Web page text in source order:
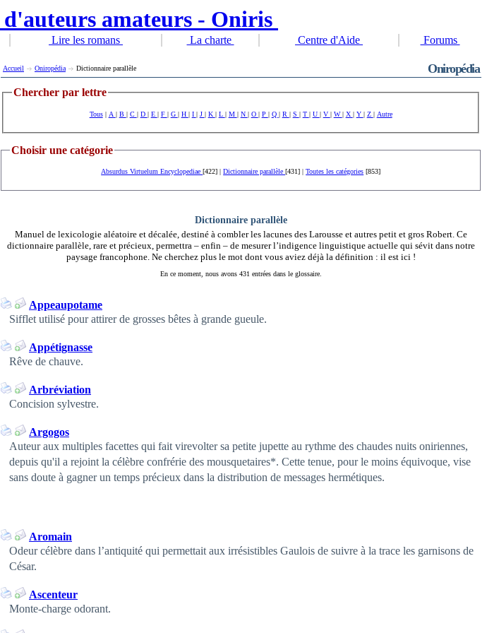
Lire les romans La charte Centre d'Aide
Forums
Accueil Oniropédia Dictionnaire parallèle Oniropédia
Chercher par lettre
Tous| A | B | C | D | E | F | G | H | I | J | K | L | M | N | O | P | Q | R | S | T | U | V | W| X | Y | Z | Autre
Choisir une catégorie
Absurdus Virtuelum Encyclopediae[422] |Dictionnaire parallèle[431] |Toutes les catégories [853]
Dictionnaire parallèle
Manuel de lexicologie aléatoire et décalée, destiné à combler les lacunes des Larousse et autres petit et gros Robert. Ce
dictionnaire parallèle, rare et précieux, permettra – enfin – de mesurer l’indigence linguistique actuelle qui sévit dans notre
paysage francophone. Ne cherchez plus le mot dont vous aviez déjà la définition : il est ici !
En ce moment, nous avons 431 entrées dans le glossaire.
Appeaupotame
Sifflet utilisé pour attirer de grosses bêtes à grande gueule.
Appétignasse
Rêve de chauve.
Arbréviation
Concision sylvestre.
Argogos
Auteur aux multiples facettes qui fait virevolter sa petite jupette au rythme des chaudes nuits oniriennes,
depuis qu'il a rejoint la célèbre confrérie des mousquetaires*. Cette tenue, pour le moins équivoque, vise
sans doute à gagner un temps précieux dans la distribution de messages hermétiques.
Aromain
Odeur célèbre dans l’antiquité qui permettait aux irrésistibles Gaulois de suivre à la trace les garnisons de
César.
Ascenteur
Monte-charge odorant.